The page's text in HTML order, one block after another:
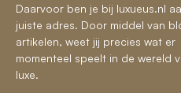
Daarvoor ben je bij luxueus.nl
juiste adres. Door middel van
artikelen, weet jij precies wat er
momenteel speelt in de wereld
luxe.